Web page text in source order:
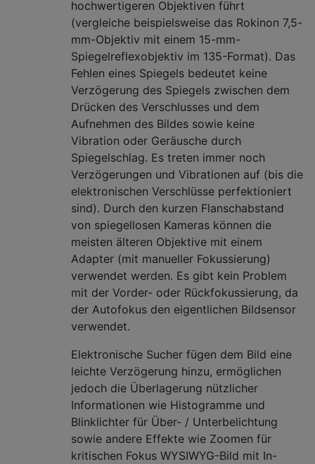
hochwertigeren Objektiven führt
(vergleiche beispielsweise das Rokinon 7,5-
mm-Objektiv mit einem 15-mm-
Spiegelreflexobjektiv im 135-Format). Das
Fehlen eines Spiegels bedeutet keine
Verzögerung des Spiegels zwischen dem
Drücken des Verschlusses und dem
Aufnehmen des Bildes sowie keine
Vibration oder Geräusche durch
Spiegelschlag. Es treten immer noch
Verzögerungen und Vibrationen auf (bis die
elektronischen Verschlüsse perfektioniert
sind). Durch den kurzen Flanschabstand
von spiegellosen Kameras können die
meisten älteren Objektive mit einem
Adapter (mit manueller Fokussierung)
verwendet werden. Es gibt kein Problem
mit der Vorder- oder Rückfokussierung, da
der Autofokus den eigentlichen Bildsensor
verwendet.
Elektronische Sucher fügen dem Bild eine
leichte Verzögerung hinzu, ermöglichen
jedoch die Überlagerung nützlicher
Informationen wie Histogramme und
Blinklichter für Über- / Unterbelichtung
sowie andere Effekte wie Zoomen für
kritischen Fokus WYSIWYG-Bild mit In-